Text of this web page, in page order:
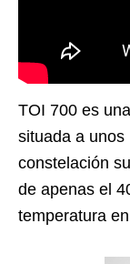
TOI 700 es
situada a unos
constelación
de apenas el
temperatura